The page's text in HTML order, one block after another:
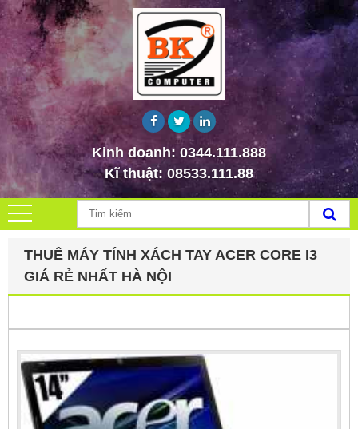
Kinh doanh: 0344.111.888
Kĩ thuật: 08533.111.88
THUÊ MÁY TÍNH XÁCH TAY ACER CORE I3
GIÁ RẺ NHẤT HÀ NỘI